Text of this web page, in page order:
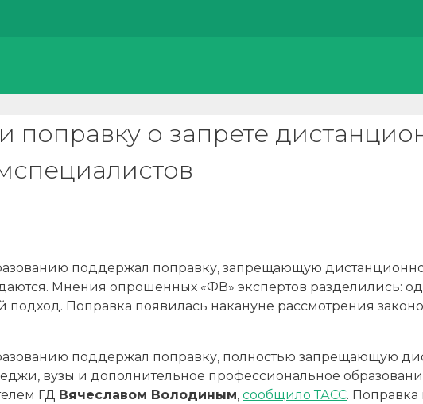
поправку о запрете
поддержал поправку, запрещающую
Мнения опрошенных «ФВ» экспертов разделились:
Поправка появилась накануне рассмотрения
поддержал поправку, полностью запрещающую
вузы и дополнительное профессиональное
ГД Вячеславом Володиным, сообщило ТАСС. Поправка